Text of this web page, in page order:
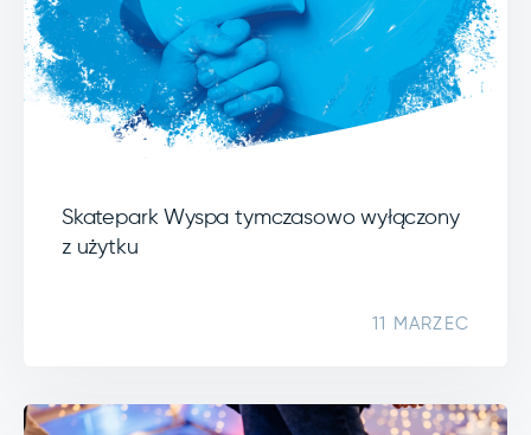
Skatepark Wyspa tymczasowo wyłączony
z użytku
11 MARZEC